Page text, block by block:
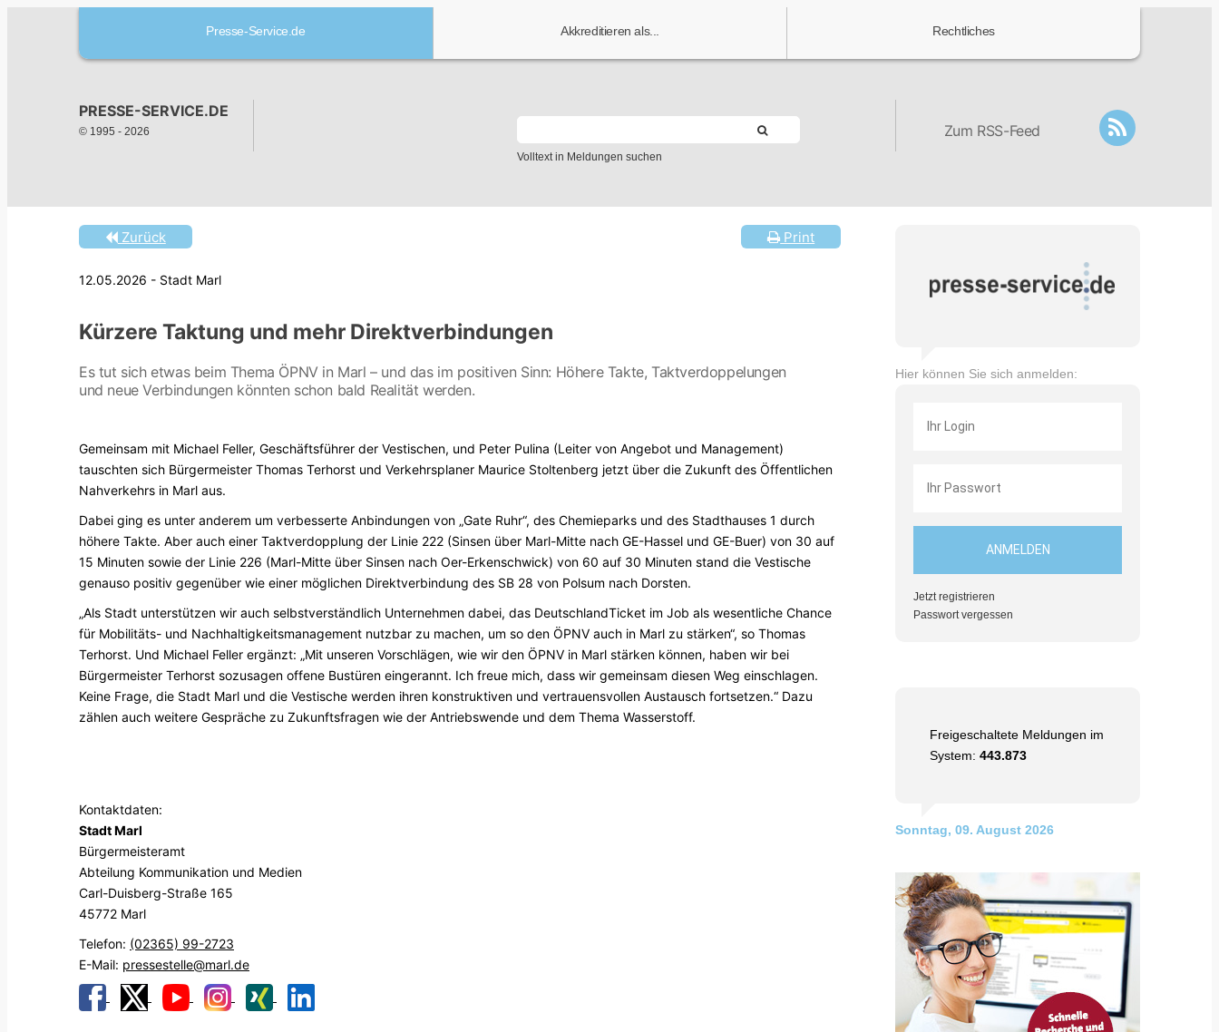
Presse-Service.de Akkreditieren als... Rechtliches
PRESSE-SERVICE.DE
© 1995 - 2026
Volltext in Meldungen suchen
Zum RSS-Feed
Print
Zurück
12.05.2026 - Stadt Marl
Kürzere Taktung und mehr Direktverbindungen
Es tut sich etwas beim Thema ÖPNV in Marl – und das im positiven Sinn: Höhere Takte, Taktverdoppelungen
und neue Verbindungen könnten schon bald Realität werden.
Gemeinsam mit Michael Feller, Geschäftsführer der Vestischen, und Peter Pulina (Leiter von Angebot und Management)
tauschten sich Bürgermeister Thomas Terhorst und Verkehrsplaner Maurice Stoltenberg jetzt über die Zukunft des Öffentlichen
Nahverkehrs in Marl aus.
Dabei ging es unter anderem um verbesserte Anbindungen von „Gate Ruhr“, des Chemieparks und des Stadthauses 1 durch
höhere Takte. Aber auch einer Taktverdopplung der Linie 222 (Sinsen über Marl-Mitte nach GE-Hassel und GE-Buer) von 30 auf
15 Minuten sowie der Linie 226 (Marl-Mitte über Sinsen nach Oer-Erkenschwick) von 60 auf 30 Minuten stand die Vestische
genauso positiv gegenüber wie einer möglichen Direktverbindung des SB 28 von Polsum nach Dorsten.
„Als Stadt unterstützen wir auch selbstverständlich Unternehmen dabei, das DeutschlandTicket im Job als wesentliche Chance
für Mobilitäts- und Nachhaltigkeitsmanagement nutzbar zu machen, um so den ÖPNV auch in Marl zu stärken“, so Thomas
Terhorst. Und Michael Feller ergänzt: „Mit unseren Vorschlägen, wie wir den ÖPNV in Marl stärken können, haben wir bei
Bürgermeister Terhorst sozusagen offene Bustüren eingerannt. Ich freue mich, dass wir gemeinsam diesen Weg einschlagen.
Keine Frage, die Stadt Marl und die Vestische werden ihren konstruktiven und vertrauensvollen Austausch fortsetzen.“ Dazu
zählen auch weitere Gespräche zu Zukunftsfragen wie der Antriebswende und dem Thema Wasserstoff.
Kontaktdaten:
Stadt Marl
Bürgermeisteramt
Abteilung Kommunikation und Medien
Carl-Duisberg-Straße 165
45772 Marl
Telefon: (02365) 99-2723
E-Mail: pressestelle@marl.de
Hier können Sie sich anmelden:
Jetzt registrieren
Passwort vergessen
Freigeschaltete Meldungen im
System: 443.873
Sonntag, 09. August 2026